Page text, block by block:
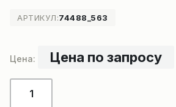
АРТИКУЛ:74488_563
Цена по запросу
товара